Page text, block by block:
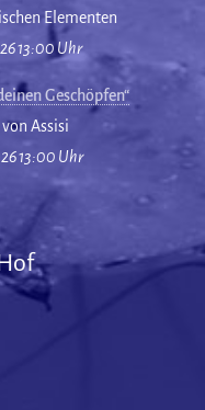
Elementen
13:00 Uhr
Geschöpfen“
Assisi
13:00 Uhr